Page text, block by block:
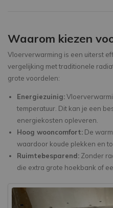
Waarom kiezen
Vloerverwarming is een uiterst
vergelijking met traditionele
grote voordelen:
Energiezuinig:
temperatuur. Dit kan je een
energiekosten opleveren.
Hoog wooncomfort: De
waardoor koude plekken en
Ruimtebesparend: Zonder
die extra grote hoekbank of